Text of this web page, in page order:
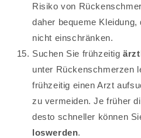
Risiko von
daher bequeme
nicht einschränken.
Suchen Sie frühzeitig
unter Rückenschmerzen
frühzeitig einen Arzt
zu vermeiden. Je früher
desto schneller können
loswerden.